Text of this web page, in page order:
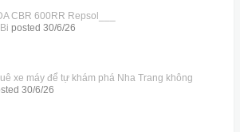
CBR 600RR Repsol___
posted 30/6/26
xe máy để tự khám phá Nha Trang không
30/6/26